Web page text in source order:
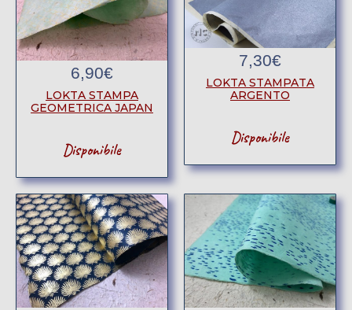
6,90€
LOKTA STAMPA
GEOMETRICA JAPAN
Disponibile
7,30€
LOKTA STAMPATA
ARGENTO
Disponibile